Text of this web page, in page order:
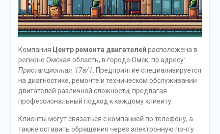
Компания Центр ремонта двигателей расположена в
регионе Омская область, в городе Омск, по адресу:
Пристанционная, 17а/1. Предприятие специализируется
на диагностике, ремонте и техническом обслуживании
двигателей различной сложности, предлагая
профессиональный подход к каждому клиенту.
Клиенты могут связаться с компанией по телефону, а
также оставить обращения через электронную почту